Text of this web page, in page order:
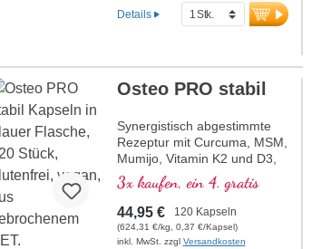
Rezeptur. Hocheffektiv das
Original von Biotikon seit 23
Familienunternehmen. Ohne
Entwickelt durch ein
Ärtzeteam mit hoher
Pflanzenstoff-, Makro- und
der Leitung von Dr. med.
Alexander Michalzik.
Details
Osteo PRO stabil
Synergistisch abgestimmte
Rezeptur mit Curcuma, MSM,
Mumijo, Vitamin K2 und D3,
eingebettet in wertvollen
Phospholipiden. Sango-
Koralle mit Magnesium und
Calcium, welches zum Erhalt
normaler Knochen beiträgt.
3x kaufen, ein 4. gratis
44,95 € 120 Kapseln
(624,31 €/kg, 0,37 €/Kapsel)
inkl. MwSt. zzgl Versandkosten